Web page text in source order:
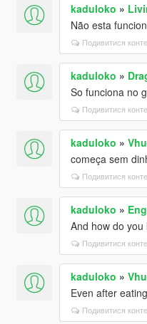
kaduloko »
Não esta
Подивитися
kaduloko »
So funciona no
Подивитися
kaduloko »
começa sem
Подивитися
kaduloko »
And how do
Подивитися
kaduloko »
Even after
Подивитися